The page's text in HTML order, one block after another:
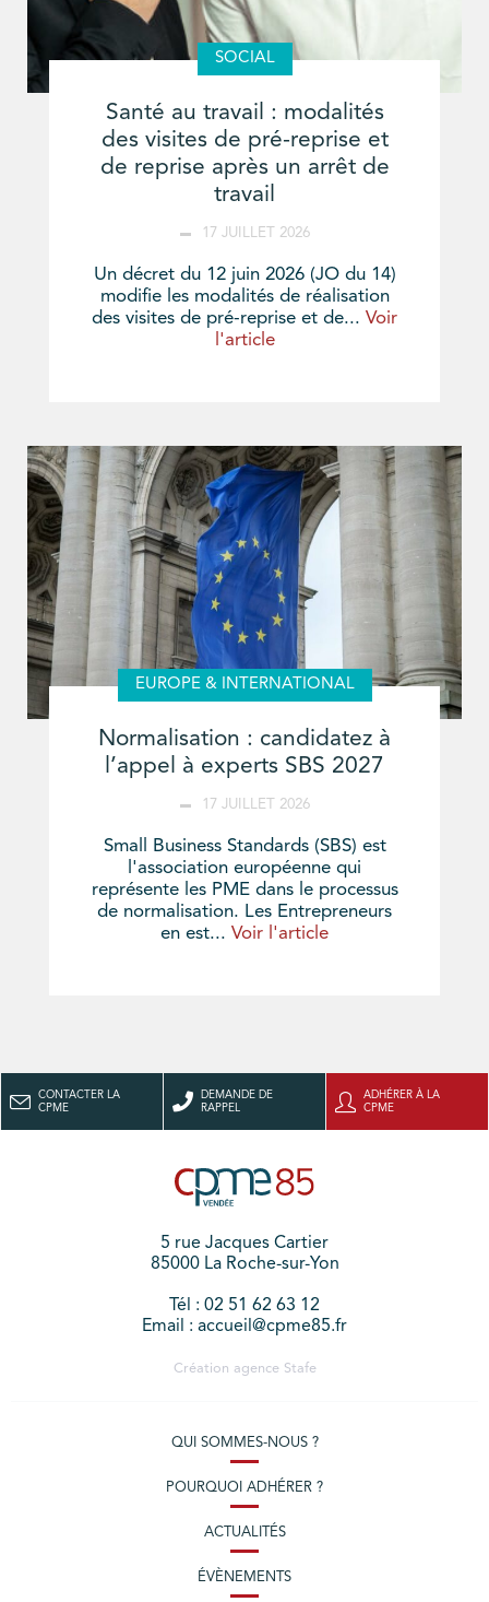
SOCIAL
Santé au travail : modalités
des visites de pré-reprise et
de reprise après un arrêt de
travail
17 JUILLET 2026
Un décret du 12 juin 2026 (JO du 14)
modifie les modalités de réalisation
des visites de pré-reprise et de... Voir
l'article
EUROPE & INTERNATIONAL
Normalisation : candidatez à
l’appel à experts SBS 2027
17 JUILLET 2026
Small Business Standards (SBS) est
l'association européenne qui
représente les PME dans le processus
de normalisation. Les Entrepreneurs
en est... Voir l'article
CONTACTER LA
CPME
DEMANDE DE
RAPPEL
ADHÉRER À LA
CPME
5 rue Jacques Cartier
85000 La Roche-sur-Yon
Tél : 02 51 62 63 12
Email : accueil@cpme85.fr
Création agence Stafe
QUI SOMMES-NOUS ?
POURQUOI ADHÉRER ?
ACTUALITÉS
ÉVÈNEMENTS